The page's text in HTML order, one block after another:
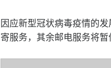
因应新型冠状病毒疫情的
寄服务，其余邮电服务将暂